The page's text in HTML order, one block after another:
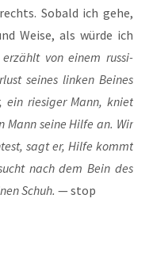
Sobald ich gehe,
Wei­se, als wür­de ich
von einem rus­si­
sei­nes lin­ken Bei­nes
ein rie­si­ger Mann, kniet
Mann sei­ne Hil­fe an. Wir
sagt er, Hil­fe kommt
nach dem Bein des
Schuh. — stop